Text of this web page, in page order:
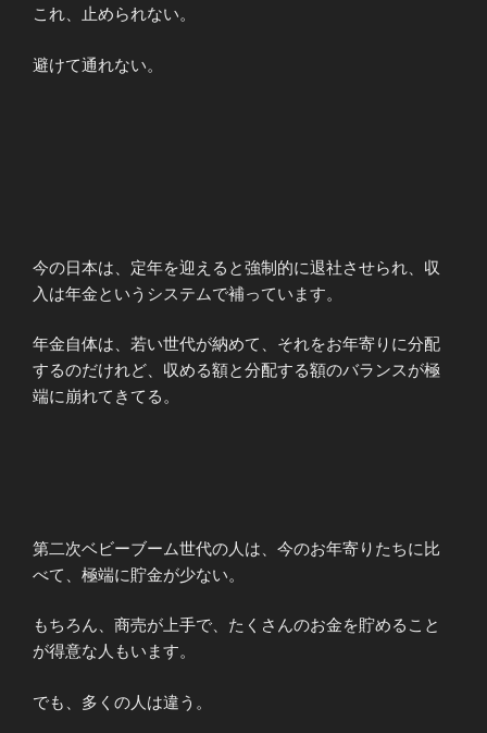
これ、止められない。
避けて通れない。
今の日本は、定年を迎えると強制的に退社させられ、収
入は年金というシステムで補っています。
年金自体は、若い世代が納めて、それをお年寄りに分配
するのだけれど、収める額と分配する額のバランスが極
端に崩れてきてる。
第二次ベビーブーム世代の人は、今のお年寄りたちに比
べて、極端に貯金が少ない。
もちろん、商売が上手で、たくさんのお金を貯めること
が得意な人もいます。
でも、多くの人は違う。